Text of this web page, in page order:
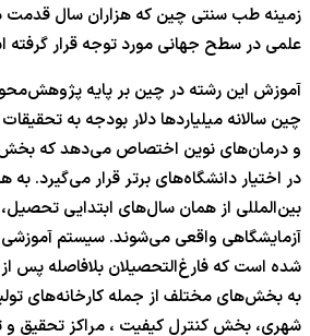
زمینه طب سنتی چین که هزاران سال قدمت
علمی در سطح جهانی مورد توجه قرار گرفته
آموزش این رشته در چین بر پایه
چین سالانه میلیاردها دلار بودجه به
و درمان‌های نوین اختصاص می‌دهد که بخش
در اختیار دانشگاه‌های برتر قرار می‌گیرد.
بین‌المللی از همان سال‌های ابتدایی
آزمایشگاهی واقعی می‌شوند. سیستم
شده است که فارغ‌التحصیلان بلافاصله پس از
به بخش‌های مختلف از جمله کارخانه‌های
شهری، بخش کنترل کیفیت ، مراکز تحقیق